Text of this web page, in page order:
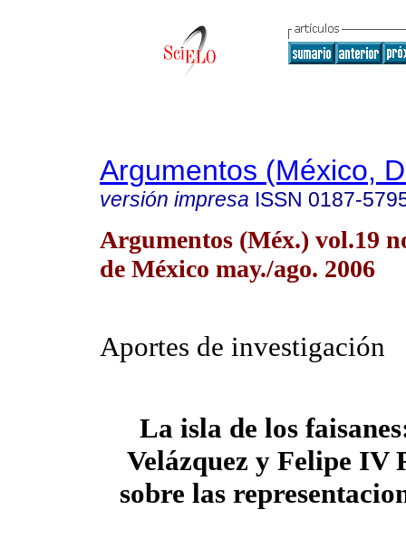
Argumentos (México,
versión impresa ISSN 0187-
Argumentos (Méx.) vol.19
de México may./ago. 2006
Aportes de investigación
La isla de los
Velázquez y Felipe IV
sobre las